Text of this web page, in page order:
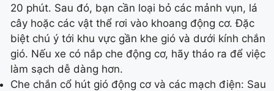
20 phút. Sau đó, bạn cần loại bỏ các mảnh vụn, lá
cây hoặc các vật thể rơi vào khoang động cơ. Đặc
biệt chú ý tới khu vực gần khe gió và dưới kính chắn
gió. Nếu xe có nắp che động cơ, hãy tháo ra để việc
làm sạch dễ dàng hơn.
Che chắn cổ hút gió động cơ và các mạch điện: Sau